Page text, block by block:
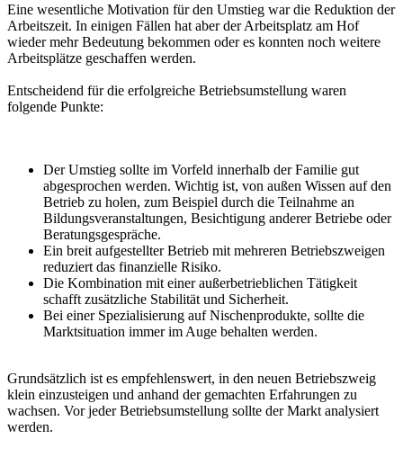
Eine wesentliche Motivation für den Umstieg war die Reduktion der
Arbeitszeit. In einigen Fällen hat aber der Arbeitsplatz am Hof
wieder mehr Bedeutung bekommen oder es konnten noch weitere
Arbeitsplätze geschaffen werden.
Entscheidend für die erfolgreiche Betriebsumstellung waren
folgende Punkte:
Der Umstieg sollte im Vorfeld innerhalb der Familie gut
abgesprochen werden. Wichtig ist, von außen Wissen auf den
Betrieb zu holen, zum Beispiel durch die Teilnahme an
Bildungsveranstaltungen, Besichtigung anderer Betriebe oder
Beratungsgespräche.
Ein breit aufgestellter Betrieb mit mehreren Betriebszweigen
reduziert das finanzielle Risiko.
Die Kombination mit einer außerbetrieblichen Tätigkeit
schafft zusätzliche Stabilität und Sicherheit.
Bei einer Spezialisierung auf Nischenprodukte, sollte die
Marktsituation immer im Auge behalten werden.
Grundsätzlich ist es empfehlenswert, in den neuen Betriebszweig
klein einzusteigen und anhand der gemachten Erfahrungen zu
wachsen. Vor jeder Betriebsumstellung sollte der Markt analysiert
werden.